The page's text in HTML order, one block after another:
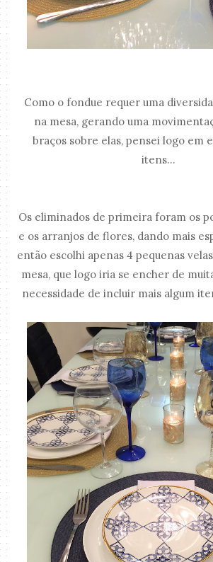
Como o fondue requer uma
na mesa, gerando uma
braços sobre elas, pensei logo em
itens...
Os eliminados de primeira foram os
e os arranjos de flores, dando mais
então escolhi apenas 4 pequenas
mesa, que logo iria se encher de
necessidade de incluir mais algum